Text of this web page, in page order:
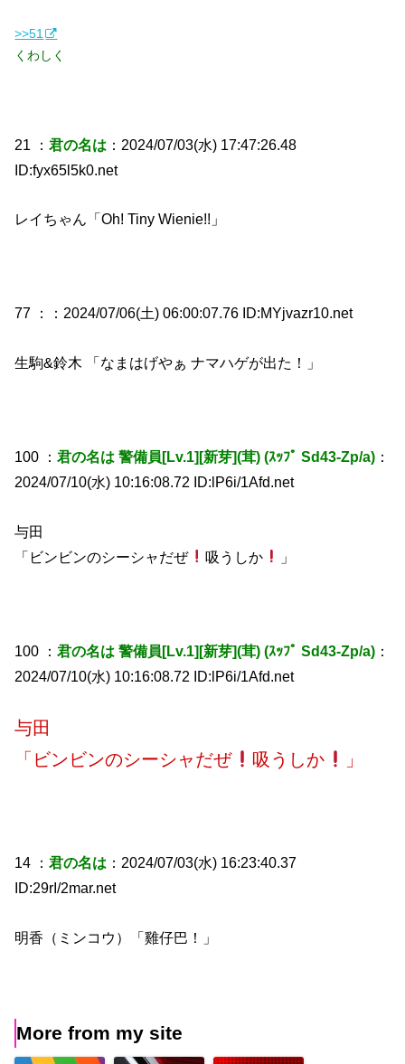
>>51
くわしく
21 ：君の名は ：2024/07/03(水) 17:47:26.48
ID:fyx65l5k0.net
レイちゃん「Oh! Tiny Wienie!!」
77 ： ：2024/07/06(土) 06:00:07.76 ID:MYjvazr10.net
生駒&鈴木 「なまはげやぁ ナマハゲが出た！」
100 ：君の名は 警備員[Lv.1][新芽](茸) (ｽｯﾌﾟ Sd43-Zp/a) ：
2024/07/10(水) 10:16:08.72 ID:lP6i/1Afd.net
与田
「ビンビンのシーシャだぜ
吸うしか 」
100 ：君の名は 警備員[Lv.1][新芽](茸) (ｽｯﾌﾟ Sd43-Zp/a) ：
2024/07/10(水) 10:16:08.72 ID:lP6i/1Afd.net
与田
「ビンビンのシーシャだぜ
吸うしか 」
14 ：君の名は ：2024/07/03(水) 16:23:40.37
ID:29rI/2mar.net
明香（ミンコウ）「雞仔巴！」
More from my site